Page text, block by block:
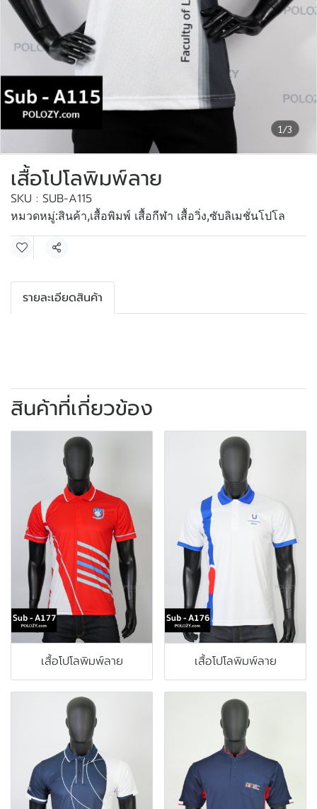
1/3
เสื้อโปโลพิมพ์ลาย
SKU : SUB-A115
หมวดหมู่:สินค้า,เสื้อพิมพ์ เสื้อกีฬา เสื้อวิ่ง,ซับลิเมชั่นโปโล
แชร์
รายละเอียดสินค้า
สินค้าที่เกี่ยวข้อง
เสื้อโปโลพิมพ์ลาย เสื้อโปโลพิมพ์ลาย